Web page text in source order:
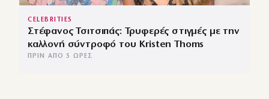
CELEBRITIES
Στέφανος Τσιτσιπάς: Τρυφερές στιγμές με την
καλλονή σύντροφό του Kristen Thoms
ΠΡΙΝ ΑΠΌ 5 ΏΡΕΣ